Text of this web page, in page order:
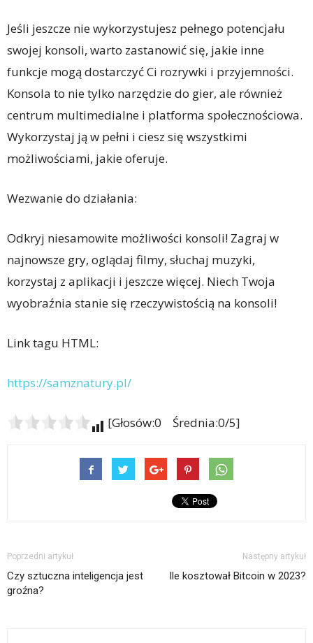
Jeśli jeszcze nie wykorzystujesz pełnego potencjału
swojej konsoli, warto zastanowić się, jakie inne
funkcje mogą dostarczyć Ci rozrywki i przyjemności.
Konsola to nie tylko narzędzie do gier, ale również
centrum multimedialne i platforma społecznościowa.
Wykorzystaj ją w pełni i ciesz się wszystkimi
możliwościami, jakie oferuje.
Wezwanie do działania:
Odkryj niesamowite możliwości konsoli! Zagraj w
najnowsze gry, oglądaj filmy, słuchaj muzyki,
korzystaj z aplikacji i jeszcze więcej. Niech Twoja
wyobraźnia stanie się rzeczywistością na konsoli!
Link tagu HTML:
https://samznatury.pl/
[Głosów:0 Średnia:0/5]
Poprzedni artykuł
Czy sztuczna inteligencja jest
groźna?
Następny artykuł
Ile kosztował Bitcoin w 2023?